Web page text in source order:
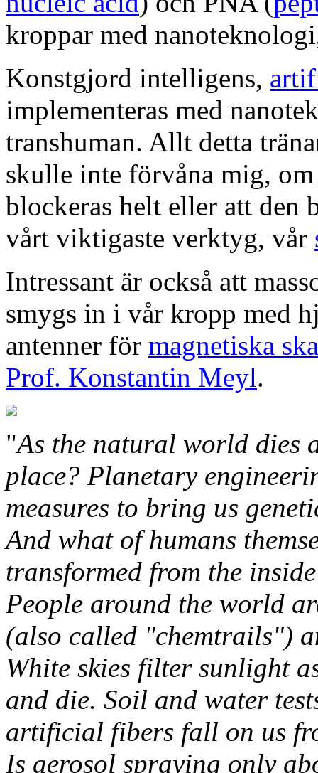
kroppar med
Konstgjord intelligens,
implementeras med
transhuman. Allt detta
skulle inte förvåna mig,
blockeras helt eller att den
vårt viktigaste verktyg, vår
Intressant är också att
smygs in i vår kropp med
antenner för magnetiska
Prof. Konstantin Meyl.
"As the natural world dies
place? Planetary
measures to bring us
And what of humans
transformed from the
People around the world
(also called "chemtrails")
White skies filter sunlight
and die. Soil and water
artificial fibers fall on us
Is aerosol spraying only